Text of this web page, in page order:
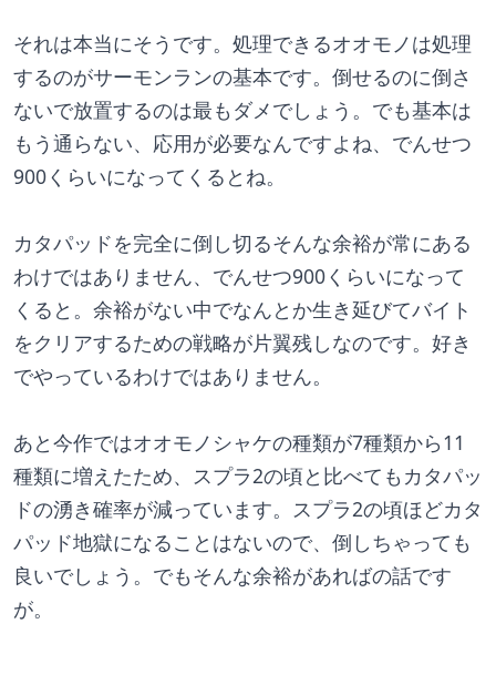
それは本当にそうです。処理できるオオモノは処理
するのがサーモンランの基本です。倒せるのに倒さ
ないで放置するのは最もダメでしょう。でも基本は
もう通らない、応用が必要なんですよね、でんせつ
900くらいになってくるとね。
カタパッドを完全に倒し切るそんな余裕が常にある
わけではありません、でんせつ900くらいになって
くると。余裕がない中でなんとか生き延びてバイト
をクリアするための戦略が片翼残しなのです。好き
でやっているわけではありません。
あと今作ではオオモノシャケの種類が7種類から11
種類に増えたため、スプラ2の頃と比べてもカタパッ
ドの湧き確率が減っています。スプラ2の頃ほどカタ
パッド地獄になることはないので、倒しちゃっても
良いでしょう。でもそんな余裕があればの話です
が。